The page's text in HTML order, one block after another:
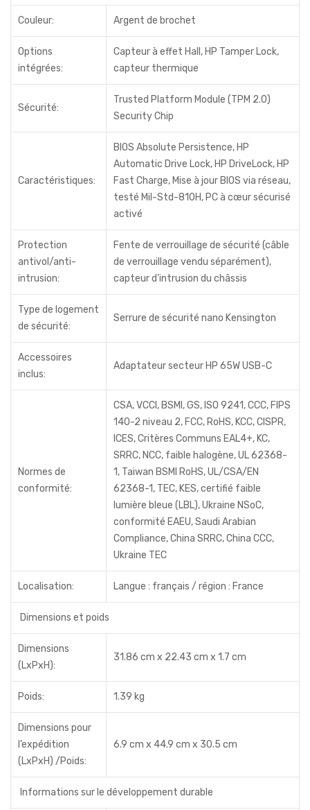
Couleur: Argent de brochet
Options
intégrées:
Capteur à effet Hall, HP Tamper Lock,
capteur thermique
Sécurité:
Trusted Platform Module (TPM 2.0)
Security Chip
Caractéristiques:
BIOS Absolute Persistence, HP
Automatic Drive Lock, HP DriveLock, HP
Fast Charge, Mise à jour BIOS via réseau,
testé Mil-Std-810H, PC à cœur sécurisé
activé
Protection
antivol/anti-
intrusion:
Fente de verrouillage de sécurité (câble
de verrouillage vendu séparément),
capteur d’intrusion du châssis
Type de logement
de sécurité:
Serrure de sécurité nano Kensington
Accessoires
inclus:
Adaptateur secteur HP 65W USB-C
Normes de
conformité:
CSA, VCCI, BSMI, GS, ISO 9241, CCC, FIPS
140-2 niveau 2, FCC, RoHS, KCC, CISPR,
ICES, Critères Communs EAL4+, KC,
SRRC, NCC, faible halogène, UL 62368-
1, Taiwan BSMI RoHS, UL/CSA/EN
62368-1, TEC, KES, certifié faible
lumière bleue (LBL), Ukraine NSoC,
conformité EAEU, Saudi Arabian
Compliance, China SRRC, China CCC,
Ukraine TEC
Localisation: Langue : français / région : France
Dimensions et poids
Dimensions
(LxPxH):
31.86 cm x 22.43 cm x 1.7 cm
Poids: 1.39 kg
Dimensions pour
l’expédition
(LxPxH) /Poids:
6.9 cm x 44.9 cm x 30.5 cm
Informations sur le développement durable